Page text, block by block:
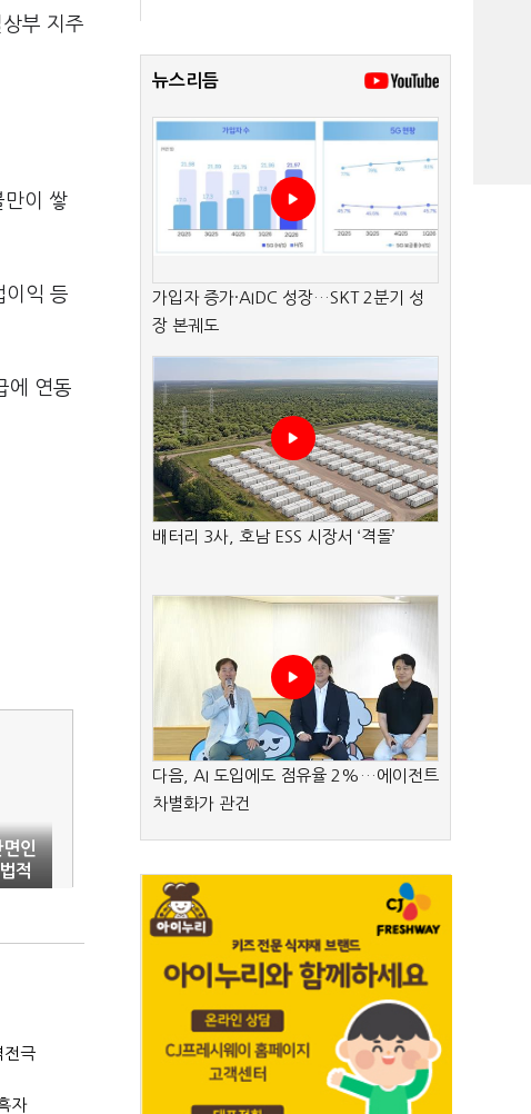
부 지주
만이 쌓
이익 등
에 연동
인
적
전극
자
뉴스리듬
가입자 증가·AIDC 성장…SKT 2분기 성
장 본궤도
배터리 3사, 호남 ESS 시장서 ‘격돌’
다음, AI 도입에도 점유율 2%…에이전트
차별화가 관건